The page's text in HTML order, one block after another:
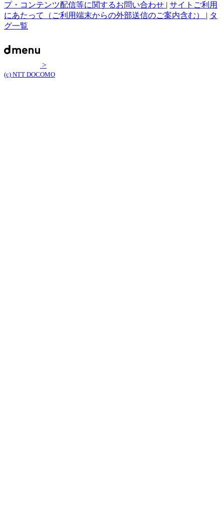
プ・コンテンツ配信等に関するお問い合わせ | サイトご利用
にあたって（ご利用端末からの外部送信のご案内含む） | タ
グ一覧
>
(c) NTT DOCOMO